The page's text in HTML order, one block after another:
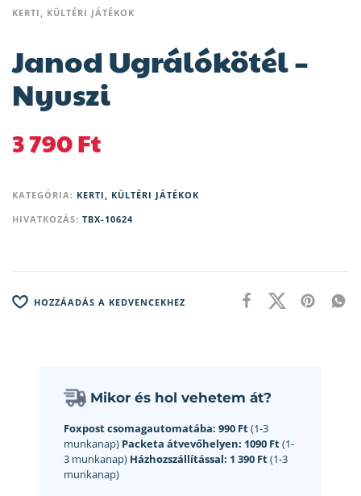
KERTI, KÜLTÉRI JÁTÉKOK
Janod Ugrálókötél –
Nyuszi
3 790Ft
KATEGÓRIA: KERTI, KÜLTÉRI JÁTÉKOK
HIVATKOZÁS: TBX-10624
HOZZÁADÁS A KEDVENCEKHEZ
Mikor és hol vehetem át?
Foxpost csomagautomatába: 990 Ft(1-3
munkanap) Packeta átvevőhelyen: 1090 Ft(1-
3 munkanap) Házhozszállítással: 1 390 Ft(1-3
munkanap)